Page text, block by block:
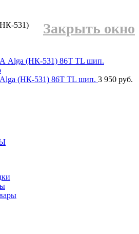
Закрыть окно
531)
(НК-531) 86T TL шип. 3 950 руб.